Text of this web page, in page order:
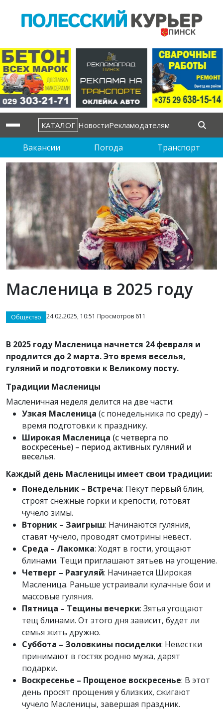
КАТАЛОГ НовостиРекламодателям
Вакансии Погода Транспорт
Масленица в 2025 году
Общество 24.02.2025, 10:51 Просмотров 611
В 2025 году Масленица начнется 24 февраля и
продлится до 2 марта. Это время веселья,
гуляний и подготовки к Великому посту.
Традиции Масленицы
Масленичная неделя делится на две части:
Узкая Масленица (с понедельника по среду) –
время подготовки к празднику.
Широкая Масленица (с четверга по
воскресенье) – период активных гуляний и
веселья.
Каждый день Масленицы имеет свои традиции:
Понедельник – Встреча: Пекут первый блин,
строят снежные горки и крепости, готовят
чучело зимы.
Вторник – Заигрыш: Начинаются гуляния,
ставят чучело, проводят смотрины невест.
Среда – Лакомка: Ходят в гости, угощают
блинами. Тещи приглашают зятьев на угощение.
Четверг – Разгуляй: Начинается Широкая
Масленица. Раньше устраивали кулачные бои и
массовые гуляния.
Пятница – Тещины вечерки: Зятья угощают
тещ блинами. От этого дня зависит, будет ли
семья жить дружно.
Суббота – Золовкины посиделки: Невестки
принимают в гостях родню мужа, дарят
подарки.
Воскресенье – Прощеное воскресенье: В этот
день просят прощения у близких, сжигают
чучело Масленицы, завершая праздник.